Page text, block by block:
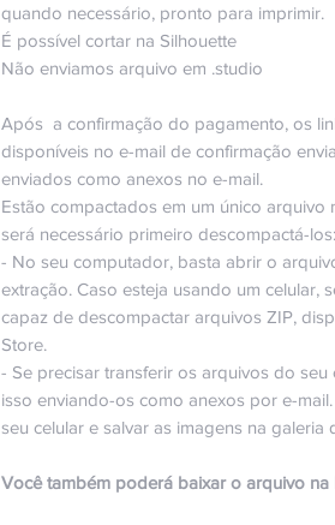
quando necessário, pronto para imprimir.
É possível cortar na Silhouette
Não enviamos arquivo em .studio
Após a confirmação do pagamento, os
disponíveis no e-mail de confirmação
enviados como anexos no e-mail.
Estão compactados em um único arquivo
será necessário primeiro descompactá-los:
- No seu computador, basta abrir o
extração. Caso esteja usando um celular,
capaz de descompactar arquivos ZIP,
Store.
- Se precisar transferir os arquivos do
isso enviando-os como anexos por e-
seu celular e salvar as imagens na galeria
Você também poderá baixar o arquivo